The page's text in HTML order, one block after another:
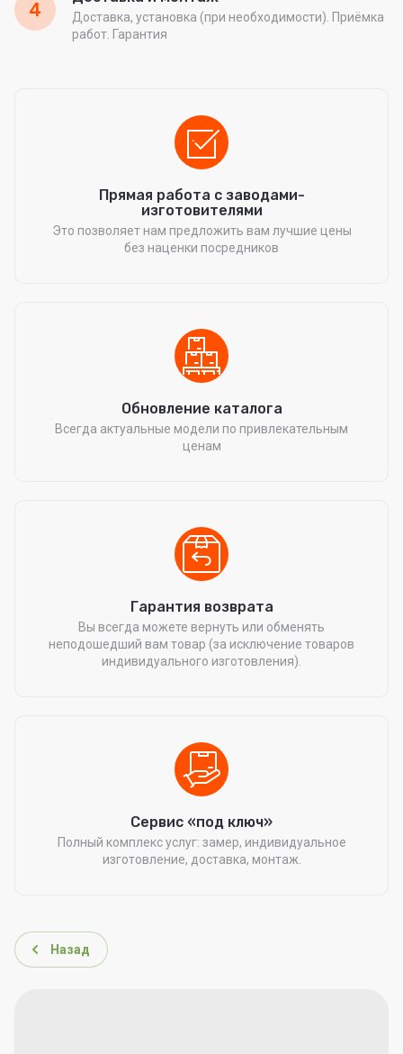
4
Доставка, установка (при необходимости). Приёмка
работ. Гарантия
Прямая работа с заводами-
изготовителями
Это позволяет нам предложить вам лучшие цены
без наценки посредников
Обновление каталога
Всегда актуальные модели по привлекательным
ценам
Гарантия возврата
Вы всегда можете вернуть или обменять
неподошедший вам товар (за исключение товаров
индивидуального изготовления).
Сервис «под ключ»
Полный комплекс услуг: замер, индивидуальное
изготовление, доставка, монтаж.
Назад